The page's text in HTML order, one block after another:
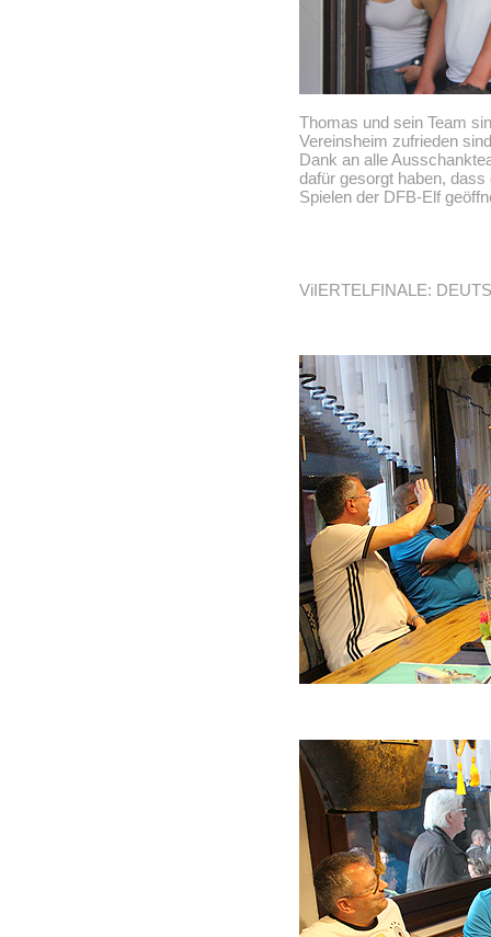
Thomas und sein Team
Vereinsheim zufrieden
Dank an alle
dafür gesorgt haben,
Spielen der DFB-Elf
ViIERTELFINALE: